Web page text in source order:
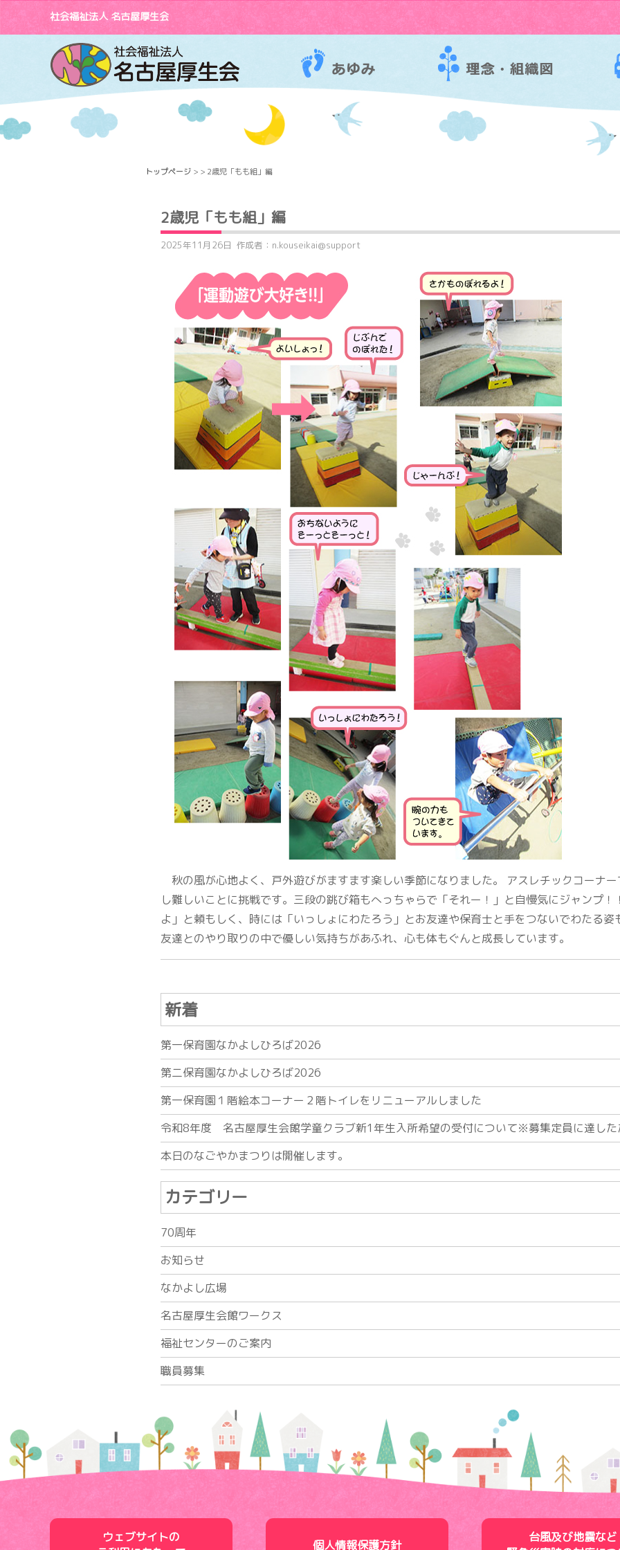
社会福祉法人 名古屋厚生会
トップページ > > 2歳児「もも組」編
2歳児「もも組」編
2025年11月26日 作成者：n.kouseikai@support
秋の風が心地よく、戸外遊びがますます楽しい季節になりました。 アスレチックコーナー
し難しいことに挑戦です。三段の跳び箱もへっちゃらで「それー！」と自慢気にジャンプ！
よ」と頼もしく、時には「いっしょにわたろう」とお友達や保育士と手をつないでわたる
友達とのやり取りの中で優しい気持ちがあふれ、心も体もぐんと成長しています。
新着
第一保育園なかよしひろば2026
第二保育園なかよしひろば2026
第一保育園１階絵本コーナー２階トイレをリニューアルしました
令和8年度 名古屋厚生会館学童クラブ新1年生入所希望の受付について※募集定員に達した
本日のなごやかまつりは開催します。
カテゴリー
70周年
お知らせ
なかよし広場
名古屋厚生会館ワークス
福祉センターのご案内
職員募集
ウェブサイトの
個人情報保護方針
台風及び地震など